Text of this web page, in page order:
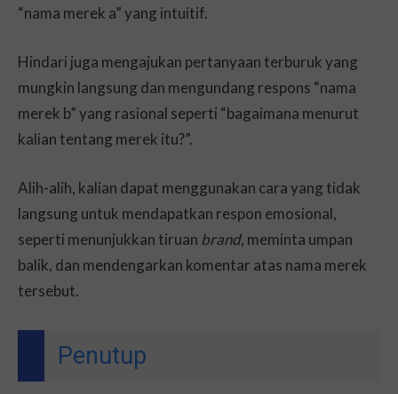
“nama merek a” yang intuitif.
Hindari juga mengajukan pertanyaan terburuk yang
mungkin langsung dan mengundang respons “nama
merek b” yang rasional seperti “bagaimana menurut
kalian tentang merek itu?”.
Alih-alih, kalian dapat menggunakan cara yang tidak
langsung untuk mendapatkan respon emosional,
seperti menunjukkan tiruan brand, meminta umpan
balik, dan mendengarkan komentar atas nama merek
tersebut.
Penutup